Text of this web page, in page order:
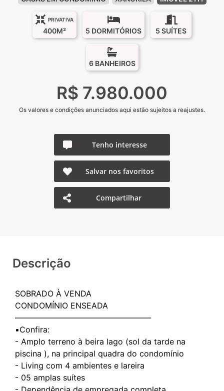
PRIVATIVA
400M² 5 DORMITÓRIOS 5 SUÍTES
6 BANHEIROS
R$ 7.980.000
Os valores e condições anunciados aqui estão sujeitos a reajustes.
Tenho interesse
Salvar nos favoritos
Compartilhar
Descrição
SOBRADO À VENDA
CONDOMÍNIO ENSEADA
—————————————————
▪️Confira:
- Amplo terreno à beira lago (sol da tarde na
piscina ), na principal quadra do condomínio
- ⁠Living com 4 ambientes e lareira
- ⁠05 amplas suítes